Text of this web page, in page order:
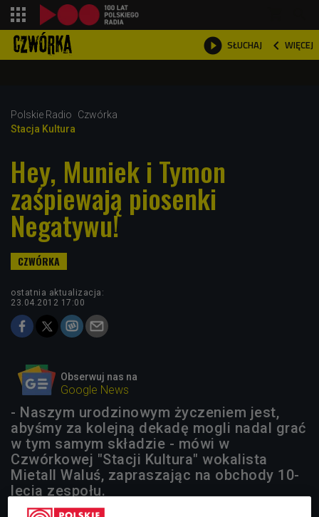
 SŁUCHAJ  WIĘCEJ

Polskie Radio
Czwórka
Stacja Kultura
Hey, Muniek i Tymon
zaśpiewają piosenki
Negatywu!
ostatnia aktualizacja:
23.04.2012 17:00
Obserwuj nas na
Google News
- Naszym urodzinowym życzeniem jest,
abyśmy za kolejną dekadę mogli nadal grać
w tym samym składzie - mówi w
Czwórkowej "Stacji Kultura" wokalista
Mietall Waluś, zapraszając na obchody 10-
lecia zespołu.